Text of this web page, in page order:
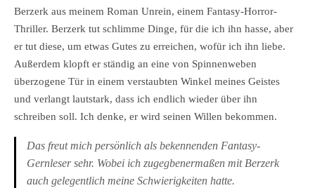
Berzerk aus meinem Roman Unrein, einem Fantasy-Horror-
Thriller. Berzerk tut schlimme Dinge, für die ich ihn hasse, aber
er tut diese, um etwas Gutes zu erreichen, wofür ich ihn liebe.
Außerdem klopft er ständig an eine von Spinnenweben
überzogene Tür in einem verstaubten Winkel meines Geistes
und verlangt lautstark, dass ich endlich wieder über ihn
schreiben soll. Ich denke, er wird seinen Willen bekommen.
Das freut mich persönlich als bekennenden Fantasy-
Gernleser sehr. Wobei ich zugegbenermaßen mit Berzerk
auch gelegentlich meine Schwierigkeiten hatte.